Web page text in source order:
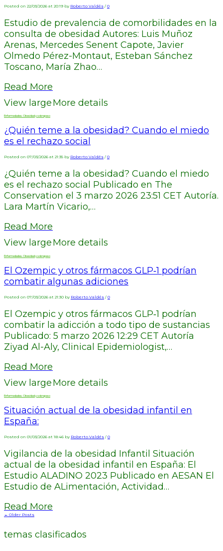
Posted on 22/03/2026 at 20:19 by Roberto Valdés / 0
Estudio de prevalencia de comorbilidades en la
consulta de obesidad Autores: Luis Muñoz
Arenas, Mercedes Senent Capote, Javier
Olmedo Pérez-Montaut, Esteban Sánchez
Toscano, María Zhao…
Read More
View largeMore details
Enfermedades. Obesidad y sobrepeso
¿Quién teme a la obesidad? Cuando el miedo
es el rechazo social
Posted on 07/03/2026 at 21:35 by Roberto Valdés / 0
¿Quién teme a la obesidad? Cuando el miedo
es el rechazo social Publicado en The
Conservation el 3 marzo 2026 23:51 CET Autoría.
Lara Martín Vicario,…
Read More
View largeMore details
Enfermedades. Obesidad y sobrepeso
El Ozempic y otros fármacos GLP‑1 podrían
combatir algunas adiciones
Posted on 07/03/2026 at 21:30 by Roberto Valdés / 0
El Ozempic y otros fármacos GLP‑1 podrían
combatir la adicción a todo tipo de sustancias
Publicado: 5 marzo 2026 12:29 CET Autoría
Ziyad Al-Aly, Clinical Epidemiologist,…
Read More
View largeMore details
Enfermedades. Obesidad y sobrepeso
Situación actual de la obesidad infantil en
España:
Posted on 01/03/2026 at 18:46 by Roberto Valdés / 0
Vigilancia de la obesidad Infantil Situación
actual de la obesidad infantil en España: El
Estudio ALADINO 2023 Publicado en AESAN El
Estudio de ALimentación, Actividad…
Read More
← Older Posts
temas clasificados